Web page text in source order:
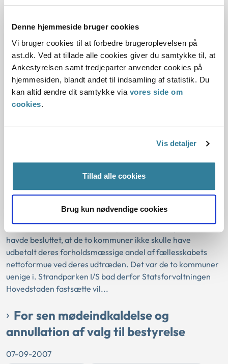
Denne hjemmeside bruger cookies
Vi bruger cookies til at forbedre brugeroplevelsen på
ast.dk. Ved at tillade alle cookies giver du samtykke til, at
Ankestyrelsen samt tredjeparter anvender cookies på
hjemmesiden, blandt andet til indsamling af statistik. Du
kan altid ændre dit samtykke via vores side om
cookies.
Vis detaljer
Tillad alle cookies
Brug kun nødvendige cookies
kommunens børnepolitik var i overensstemmelse med
Statsforvaltningen vurderede, at kommunen havde
behandlet sagen i overensstemmelse med servicelovens
Statsforvaltningen vurderede også, at bø...
kommunalt fællesskab
Økonomisk forsvarlighed
Statsforvaltningen Hovedstaden
Københavns og Frederiksberg Kommuner var udtrådt af det
kommunale fællesskab Strandparken I/S. Bestyrelsen
havde besluttet, at de to kommuner ikke skulle have
udbetalt deres forholdsmæssige andel af fællesskabets
nettoformue ved deres udtræden. Det var de to kommuner
uenige i. Strandparken I/S bad derfor Statsforvaltningen
Hovedstaden fastsætte vil...
For sen mødeindkaldelse og
annullation af valg til bestyrelse
07-09-2007